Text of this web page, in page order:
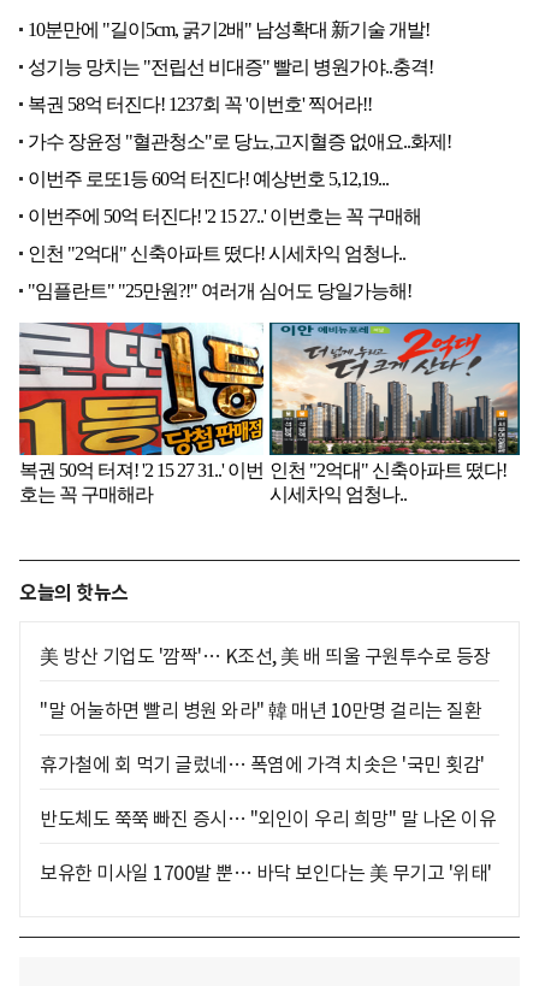
오늘의 핫뉴스
美 방산 기업도 '깜짝'… K조선, 美 배 띄울 구원투수로 등장
"말 어눌하면 빨리 병원 와라" 韓 매년 10만명 걸리는 질환
휴가철에 회 먹기 글렀네… 폭염에 가격 치솟은 '국민 횟감'
반도체도 쭉쭉 빠진 증시… "외인이 우리 희망" 말 나온 이유
보유한 미사일 1700발 뿐… 바닥 보인다는 美 무기고 '위태'